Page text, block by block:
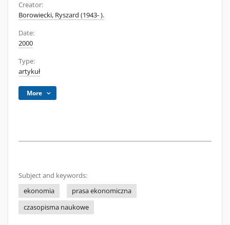
Creator:
Borowiecki, Ryszard (1943- ).
Date:
2000
Type:
artykuł
More
Subject and keywords:
ekonomia
prasa ekonomiczna
czasopisma naukowe